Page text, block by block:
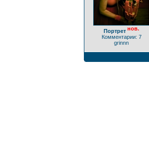
Портрет нов.
Комментарии: 7
grinnn